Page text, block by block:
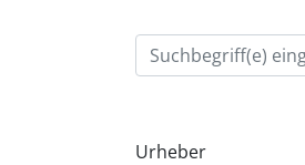
Urheber